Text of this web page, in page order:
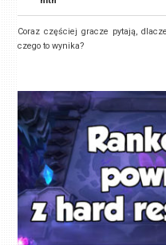
Coraz częściej gracze pytają,
czego to wynika?